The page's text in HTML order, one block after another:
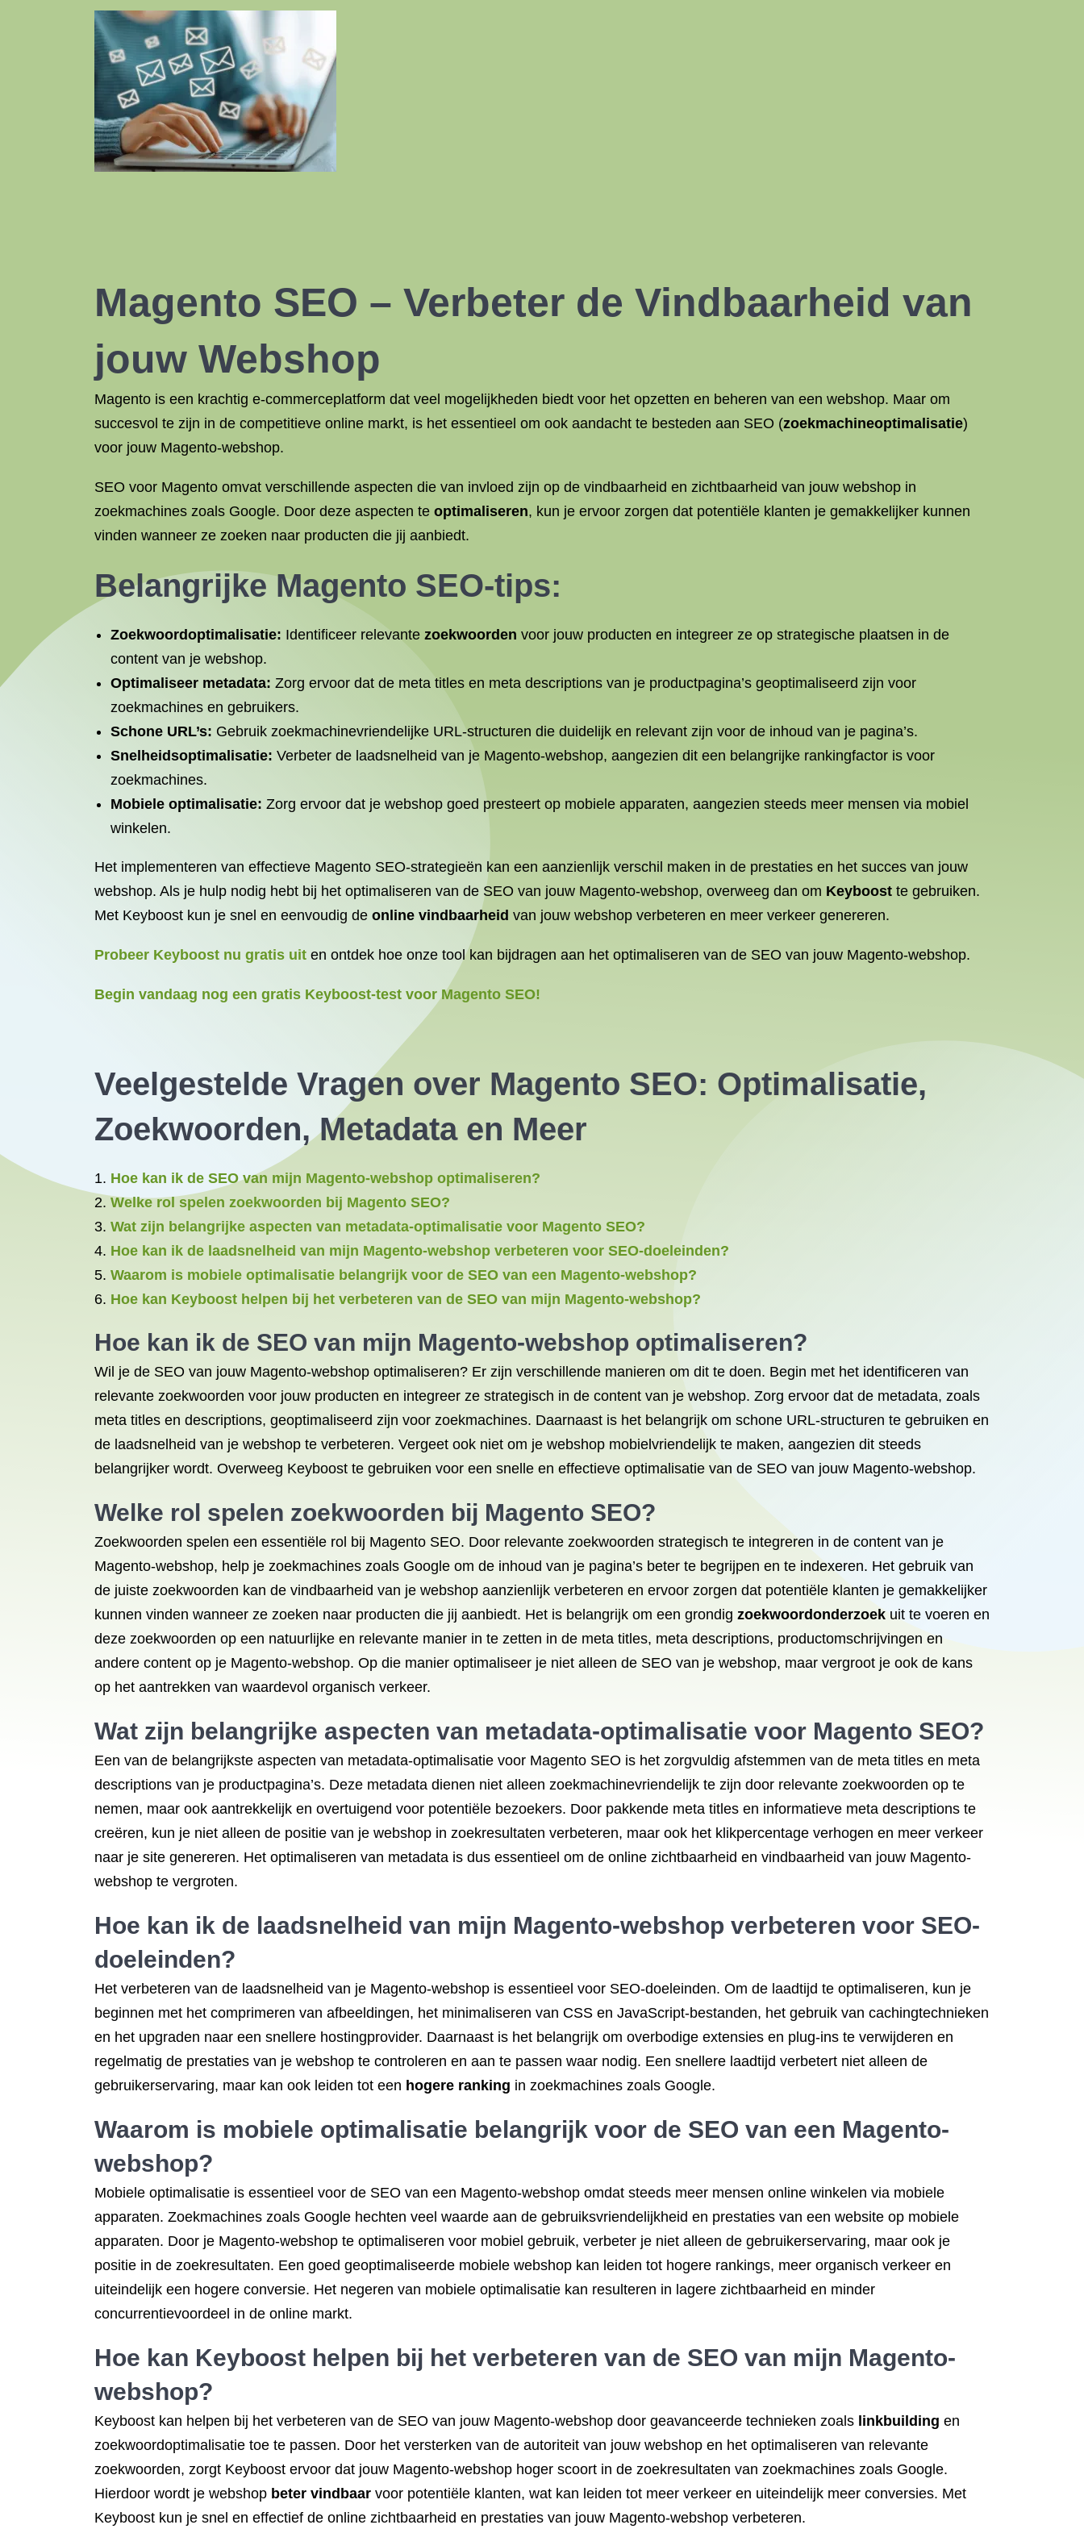
Magento SEO – Verbeter de Vindbaarheid van
jouw Webshop
Magento is een krachtig e-commerceplatform dat veel mogelijkheden biedt voor het opzetten en beheren van een webshop. Maar om
succesvol te zijn in de competitieve online markt, is het essentieel om ook aandacht te besteden aan SEO (zoekmachineoptimalisatie)
voor jouw Magento-webshop.
SEO voor Magento omvat verschillende aspecten die van invloed zijn op de vindbaarheid en zichtbaarheid van jouw webshop in
zoekmachines zoals Google. Door deze aspecten te optimaliseren, kun je ervoor zorgen dat potentiële klanten je gemakkelijker kunnen
vinden wanneer ze zoeken naar producten die jij aanbiedt.
Belangrijke Magento SEO-tips:
Zoekwoordoptimalisatie: Identificeer relevante zoekwoorden voor jouw producten en integreer ze op strategische plaatsen in de
content van je webshop.
Optimaliseer metadata: Zorg ervoor dat de meta titles en meta descriptions van je productpagina’s geoptimaliseerd zijn voor
zoekmachines en gebruikers.
Schone URL’s: Gebruik zoekmachinevriendelijke URL-structuren die duidelijk en relevant zijn voor de inhoud van je pagina’s.
Snelheidsoptimalisatie: Verbeter de laadsnelheid van je Magento-webshop, aangezien dit een belangrijke rankingfactor is voor
zoekmachines.
Mobiele optimalisatie: Zorg ervoor dat je webshop goed presteert op mobiele apparaten, aangezien steeds meer mensen via mobiel
winkelen.
Het implementeren van effectieve Magento SEO-strategieën kan een aanzienlijk verschil maken in de prestaties en het succes van jouw
webshop. Als je hulp nodig hebt bij het optimaliseren van de SEO van jouw Magento-webshop, overweeg dan om Keyboost te gebruiken.
Met Keyboost kun je snel en eenvoudig de online vindbaarheid van jouw webshop verbeteren en meer verkeer genereren.
Probeer Keyboost nu gratis uit en ontdek hoe onze tool kan bijdragen aan het optimaliseren van de SEO van jouw Magento-webshop.
Begin vandaag nog een gratis Keyboost-test voor Magento SEO!
Veelgestelde Vragen over Magento SEO: Optimalisatie,
Zoekwoorden, Metadata en Meer
Hoe kan ik de SEO van mijn Magento-webshop optimaliseren?
Welke rol spelen zoekwoorden bij Magento SEO?
Wat zijn belangrijke aspecten van metadata-optimalisatie voor Magento SEO?
Hoe kan ik de laadsnelheid van mijn Magento-webshop verbeteren voor SEO-doeleinden?
Waarom is mobiele optimalisatie belangrijk voor de SEO van een Magento-webshop?
Hoe kan Keyboost helpen bij het verbeteren van de SEO van mijn Magento-webshop?
Hoe kan ik de SEO van mijn Magento-webshop optimaliseren?
Wil je de SEO van jouw Magento-webshop optimaliseren? Er zijn verschillende manieren om dit te doen. Begin met het identificeren van
relevante zoekwoorden voor jouw producten en integreer ze strategisch in de content van je webshop. Zorg ervoor dat de metadata, zoals
meta titles en descriptions, geoptimaliseerd zijn voor zoekmachines. Daarnaast is het belangrijk om schone URL-structuren te gebruiken en
de laadsnelheid van je webshop te verbeteren. Vergeet ook niet om je webshop mobielvriendelijk te maken, aangezien dit steeds
belangrijker wordt. Overweeg Keyboost te gebruiken voor een snelle en effectieve optimalisatie van de SEO van jouw Magento-webshop.
Welke rol spelen zoekwoorden bij Magento SEO?
Zoekwoorden spelen een essentiële rol bij Magento SEO. Door relevante zoekwoorden strategisch te integreren in de content van je
Magento-webshop, help je zoekmachines zoals Google om de inhoud van je pagina’s beter te begrijpen en te indexeren. Het gebruik van
de juiste zoekwoorden kan de vindbaarheid van je webshop aanzienlijk verbeteren en ervoor zorgen dat potentiële klanten je gemakkelijker
kunnen vinden wanneer ze zoeken naar producten die jij aanbiedt. Het is belangrijk om een grondig zoekwoordonderzoek uit te voeren en
deze zoekwoorden op een natuurlijke en relevante manier in te zetten in de meta titles, meta descriptions, productomschrijvingen en
andere content op je Magento-webshop. Op die manier optimaliseer je niet alleen de SEO van je webshop, maar vergroot je ook de kans
op het aantrekken van waardevol organisch verkeer.
Wat zijn belangrijke aspecten van metadata-optimalisatie voor Magento SEO?
Een van de belangrijkste aspecten van metadata-optimalisatie voor Magento SEO is het zorgvuldig afstemmen van de meta titles en meta
descriptions van je productpagina’s. Deze metadata dienen niet alleen zoekmachinevriendelijk te zijn door relevante zoekwoorden op te
nemen, maar ook aantrekkelijk en overtuigend voor potentiële bezoekers. Door pakkende meta titles en informatieve meta descriptions te
creëren, kun je niet alleen de positie van je webshop in zoekresultaten verbeteren, maar ook het klikpercentage verhogen en meer verkeer
naar je site genereren. Het optimaliseren van metadata is dus essentieel om de online zichtbaarheid en vindbaarheid van jouw Magento-
webshop te vergroten.
Hoe kan ik de laadsnelheid van mijn Magento-webshop verbeteren voor SEO-
doeleinden?
Het verbeteren van de laadsnelheid van je Magento-webshop is essentieel voor SEO-doeleinden. Om de laadtijd te optimaliseren, kun je
beginnen met het comprimeren van afbeeldingen, het minimaliseren van CSS en JavaScript-bestanden, het gebruik van cachingtechnieken
en het upgraden naar een snellere hostingprovider. Daarnaast is het belangrijk om overbodige extensies en plug-ins te verwijderen en
regelmatig de prestaties van je webshop te controleren en aan te passen waar nodig. Een snellere laadtijd verbetert niet alleen de
gebruikerservaring, maar kan ook leiden tot een hogere ranking in zoekmachines zoals Google.
Waarom is mobiele optimalisatie belangrijk voor de SEO van een Magento-
webshop?
Mobiele optimalisatie is essentieel voor de SEO van een Magento-webshop omdat steeds meer mensen online winkelen via mobiele
apparaten. Zoekmachines zoals Google hechten veel waarde aan de gebruiksvriendelijkheid en prestaties van een website op mobiele
apparaten. Door je Magento-webshop te optimaliseren voor mobiel gebruik, verbeter je niet alleen de gebruikerservaring, maar ook je
positie in de zoekresultaten. Een goed geoptimaliseerde mobiele webshop kan leiden tot hogere rankings, meer organisch verkeer en
uiteindelijk een hogere conversie. Het negeren van mobiele optimalisatie kan resulteren in lagere zichtbaarheid en minder
concurrentievoordeel in de online markt.
Hoe kan Keyboost helpen bij het verbeteren van de SEO van mijn Magento-
webshop?
Keyboost kan helpen bij het verbeteren van de SEO van jouw Magento-webshop door geavanceerde technieken zoals linkbuilding en
zoekwoordoptimalisatie toe te passen. Door het versterken van de autoriteit van jouw webshop en het optimaliseren van relevante
zoekwoorden, zorgt Keyboost ervoor dat jouw Magento-webshop hoger scoort in de zoekresultaten van zoekmachines zoals Google.
Hierdoor wordt je webshop beter vindbaar voor potentiële klanten, wat kan leiden tot meer verkeer en uiteindelijk meer conversies. Met
Keyboost kun je snel en effectief de online zichtbaarheid en prestaties van jouw Magento-webshop verbeteren.